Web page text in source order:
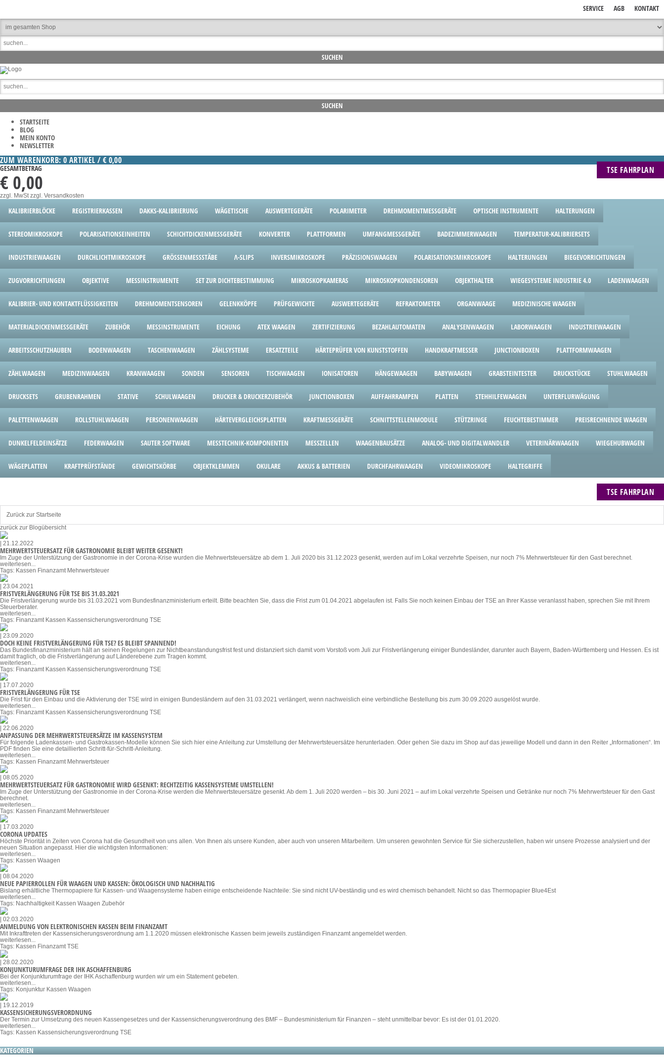
KONTAKT
AGB
SERVICE
STARTSEITE
BLOG
MEIN KONTO
NEWSLETTER
TSE FAHRPLAN
ZUM WARENKORB: 0 ARTIKEL / € 0,00
GESAMTBETRAG
€ 0,00
zzgl. MwStzzgl. Versandkosten
KALIBRIERBLÖCKE REGISTRIERKASSEN DAKKS-KALIBRIERUNG WÄGETISCHE AUSWERTEGERÄTE POLARIMETER DREHMOMENTMESSGERÄTE OPTISCHE INSTRUMENTE HALTERUNGEN
STEREOMIKROSKOPE POLARISATIONSEINHEITEN SCHICHTDICKENMESSGERÄTE KONVERTER PLATTFORMEN UMFANGMESSGERÄTE BADEZIMMERWAAGEN TEMPERATUR-KALIBRIERSETS
INDUSTRIEWAAGEN DURCHLICHTMIKROSKOPE GRÖSSENMESSSTÄBE Λ-SLIPS INVERSMIKROSKOPE PRÄZISIONSWAAGEN POLARISATIONSMIKROSKOPE HALTERUNGEN BIEGEVORRICHTUNGEN
ZUGVORRICHTUNGEN OBJEKTIVE MESSINSTRUMENTE SET ZUR DICHTEBESTIMMUNG MIKROSKOPKAMERAS MIKROSKOPKONDENSOREN OBJEKTHALTER WIEGESYSTEME INDUSTRIE 4.0 LADENWAAGEN
KALIBRIER- UND KONTAKTFLÜSSIGKEITEN DREHMOMENTSENSOREN GELENKKÖPFE PRÜFGEWICHTE AUSWERTEGERÄTE REFRAKTOMETER ORGANWAAGE MEDIZINISCHE WAAGEN
MATERIALDICKENMESSGERÄTE ZUBEHÖR MESSINSTRUMENTE EICHUNG ATEX WAAGEN ZERTIFIZIERUNG BEZAHLAUTOMATEN ANALYSENWAAGEN LABORWAAGEN INDUSTRIEWAAGEN
ARBEITSSCHUTZHAUBEN BODENWAAGEN TASCHENWAAGEN ZÄHLSYSTEME ERSATZTEILE HÄRTEPRÜFER VON KUNSTSTOFFEN HANDKRAFTMESSER JUNCTIONBOXEN PLATTFORMWAAGEN
ZÄHLWAAGEN MEDIZINWAAGEN KRANWAAGEN SONDEN SENSOREN TISCHWAAGEN IONISATOREN HÄNGEWAAGEN BABYWAAGEN GRABSTEINTESTER DRUCKSTÜCKE STUHLWAAGEN
DRUCKSETS GRUBENRAHMEN STATIVE SCHULWAAGEN DRUCKER & DRUCKERZUBEHÖR JUNCTIONBOXEN AUFFAHRRAMPEN PLATTEN STEHHILFEWAAGEN UNTERFLURWÄGUNG
PALETTENWAAGEN ROLLSTUHLWAAGEN PERSONENWAAGEN HÄRTEVERGLEICHSPLATTEN KRAFTMESSGERÄTE SCHNITTSTELLENMODULE STÜTZRINGE FEUCHTEBESTIMMER PREISRECHNENDE WAAGEN
DUNKELFELDEINSÄTZE FEDERWAAGEN SAUTER SOFTWARE MESSTECHNIK-KOMPONENTEN MESSZELLEN WAAGENBAUSÄTZE ANALOG- UND DIGITALWANDLER VETERINÄRWAAGEN WIEGEHUBWAGEN
WÄGEPLATTEN KRAFTPRÜFSTÄNDE GEWICHTSKÖRBE OBJEKTKLEMMEN OKULARE AKKUS & BATTERIEN DURCHFAHRWAAGEN VIDEOMIKROSKOPE HALTEGRIFFE
TSE FAHRPLAN
Zurück zur Startseite
zurück zur Blogübersicht
| 21.12.2022
MEHRWERTSTEUERSATZ FÜR GASTRONOMIE BLEIBT WEITER GESENKT!
Im Zuge der Unterstützung der Gastronomie in der Corona-Krise wurden die Mehrwertsteuersätze ab dem 1. Juli 2020 bis 31.12.2023 gesenkt, werden auf im Lokal verzehrte Speisen, nur noch 7% Mehrwertsteuer für den Gast berechnet.
weiterlesen...
Tags: Kassen Finanzamt Mehrwertsteuer
| 23.04.2021
FRISTVERLÄNGERUNG FÜR TSE BIS 31.03.2021
Die Fristverlängerung wurde bis 31.03.2021 vom Bundesfinanzministerium erteilt. Bitte beachten Sie, dass die Frist zum 01.04.2021 abgelaufen ist. Falls Sie noch keinen Einbau der TSE an Ihrer Kasse veranlasst haben, sprechen Sie mit Ihrem
Steuerberater.
weiterlesen...
Tags: Finanzamt Kassen Kassensicherungsverordnung TSE
| 23.09.2020
DOCH KEINE FRISTVERLÄNGERUNG FÜR TSE? ES BLEIBT SPANNEND!
Das Bundesfinanzministerium hält an seinen Regelungen zur Nichtbeanstandungsfrist fest und distanziert sich damit vom Vorstoß vom Juli zur Fristverlängerung einiger Bundesländer, darunter auch Bayern, Baden-Württemberg und Hessen. Es ist
damit fraglich, ob die Fristverlängerung auf Länderebene zum Tragen kommt.
weiterlesen...
Tags: Finanzamt Kassen Kassensicherungsverordnung TSE
| 17.07.2020
FRISTVERLÄNGERUNG FÜR TSE
Die Frist für den Einbau und die Aktivierung der TSE wird in einigen Bundesländern auf den 31.03.2021 verlängert, wenn nachweislich eine verbindliche Bestellung bis zum 30.09.2020 ausgelöst wurde.
weiterlesen...
Tags: Finanzamt Kassen Kassensicherungsverordnung TSE
| 22.06.2020
ANPASSUNG DER MEHRWERTSTEUERSÄTZE IM KASSENSYSTEM
Für folgende Ladenkassen- und Gastrokassen-Modelle können Sie sich hier eine Anleitung zur Umstellung der Mehrwertsteuersätze herunterladen. Oder gehen Sie dazu im Shop auf das jeweilige Modell und dann in den Reiter „Informationen“. Im
PDF finden Sie eine detaillierten Schritt-für-Schritt-Anleitung.
weiterlesen...
Tags: Kassen Finanzamt Mehrwertsteuer
| 08.05.2020
MEHRWERTSTEUERSATZ FÜR GASTRONOMIE WIRD GESENKT: RECHTZEITIG KASSENSYSTEME UMSTELLEN!
Im Zuge der Unterstützung der Gastronomie in der Corona-Krise werden die Mehrwertsteuersätze gesenkt. Ab dem 1. Juli 2020 werden – bis 30. Juni 2021 – auf im Lokal verzehrte Speisen und Getränke nur noch 7% Mehrwertsteuer für den Gast
berechnet.
weiterlesen...
Tags: Kassen Finanzamt Mehrwertsteuer
| 17.03.2020
CORONA UPDATES
Höchste Priorität in Zeiten von Corona hat die Gesundheit von uns allen. Von Ihnen als unsere Kunden, aber auch von unseren Mitarbeitern. Um unseren gewohnten Service für Sie sicherzustellen, haben wir unsere Prozesse analysiert und der
neuen Situation angepasst. Hier die wichtigsten Informationen:
weiterlesen...
Tags: Kassen Waagen
| 08.04.2020
NEUE PAPIERROLLEN FÜR WAAGEN UND KASSEN: ÖKOLOGISCH UND NACHHALTIG
Bislang erhältliche Thermopapiere für Kassen- und Waagensysteme haben einige entscheidende Nachteile: Sie sind nicht UV-beständig und es wird chemisch behandelt. Nicht so das Thermopapier Blue4Est
weiterlesen...
Tags: Nachhaltigkeit Kassen Waagen Zubehör
| 02.03.2020
ANMELDUNG VON ELEKTRONISCHEN KASSEN BEIM FINANZAMT
Mit Inkrafttreten der Kassensicherungsverordnung am 1.1.2020 müssen elektronische Kassen beim jeweils zuständigen Finanzamt angemeldet werden.
weiterlesen...
Tags: Kassen Finanzamt TSE
| 28.02.2020
KONJUNKTURUMFRAGE DER IHK ASCHAFFENBURG
Bei der Konjunkturumfrage der IHK Aschaffenburg wurden wir um ein Statement gebeten.
weiterlesen...
Tags: Konjunktur Kassen Waagen
| 19.12.2019
KASSENSICHERUNGSVERORDNUNG
Der Termin zur Umsetzung des neuen Kassengesetzes und der Kassensicherungsverordnung des BMF – Bundesministerium für Finanzen – steht unmittelbar bevor: Es ist der 01.01.2020.
weiterlesen...
Tags: Kassen Kassensicherungsverordnung TSE
KATEGORIEN